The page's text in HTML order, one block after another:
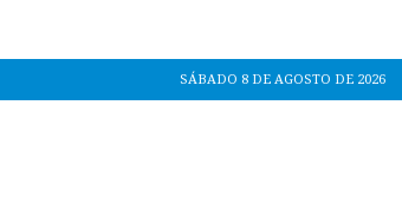
SÁBADO 8 DE AGOSTO DE 2026